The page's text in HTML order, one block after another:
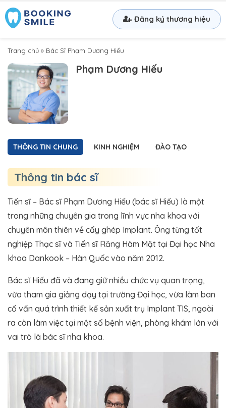
Đăng ký thương hiệu
Trang chủ » Bác Sĩ Phạm Dương Hiếu
Phạm Dương Hiếu
THÔNG TIN CHUNG KINH NGHIỆM ĐÀO TẠO
Thông tin bác sĩ
Tiến sĩ – Bác sĩ Phạm Dương Hiếu (bác sĩ Hiếu) là một
trong những chuyên gia trong lĩnh vực nha khoa với
chuyên môn thiên về cấy ghép Implant. Ông từng tốt
nghiệp Thạc sĩ và Tiến sĩ Răng Hàm Mặt tại Đại học Nha
khoa Dankook – Hàn Quốc vào năm 2012.
Bác sĩ Hiếu đã và đang giữ nhiều chức vụ quan trọng,
vừa tham gia giảng dạy tại trường Đại học, vừa làm ban
cố vấn quá trình thiết kế sản xuất trụ Implant TIS, ngoài
ra còn làm việc tại một số bệnh viện, phòng khám lớn với
vai trò là bác sĩ nha khoa.